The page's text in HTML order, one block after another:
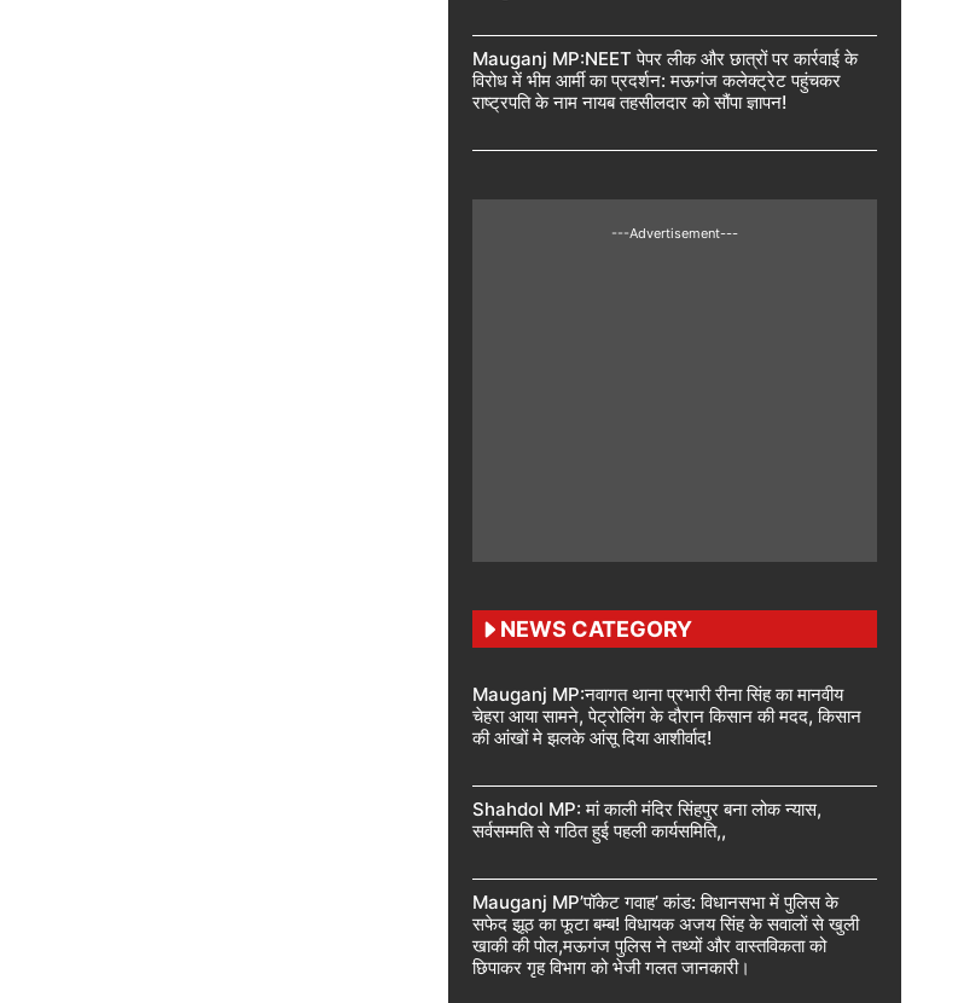
Mauganj MP:NEET पेपर लीक और छात्रों पर कार्रवाई के
विरोध में भीम आर्मी का प्रदर्शन: मऊगंज कलेक्ट्रेट पहुंचकर
राष्ट्रपति के नाम नायब तहसीलदार को सौंपा ज्ञापन!
---Advertisement---
NEWS CATEGORY
Mauganj MP:नवागत थाना प्रभारी रीना सिंह का मानवीय
चेहरा आया सामने, पेट्रोलिंग के दौरान किसान की मदद, किसान
की आंखों मे झलके आंसू दिया आशीर्वाद!
Shahdol MP: मां काली मंदिर सिंहपुर बना लोक न्यास,
सर्वसम्मति से गठित हुई पहली कार्यसमिति,,
Mauganj MP’पॉकेट गवाह’ कांड: विधानसभा में पुलिस के
सफेद झूठ का फूटा बम्ब! विधायक अजय सिंह के सवालों से खुली
खाकी की पोल,मऊगंज पुलिस ने तथ्यों और वास्तविकता को
छिपाकर गृह विभाग को भेजी गलत जानकारी।